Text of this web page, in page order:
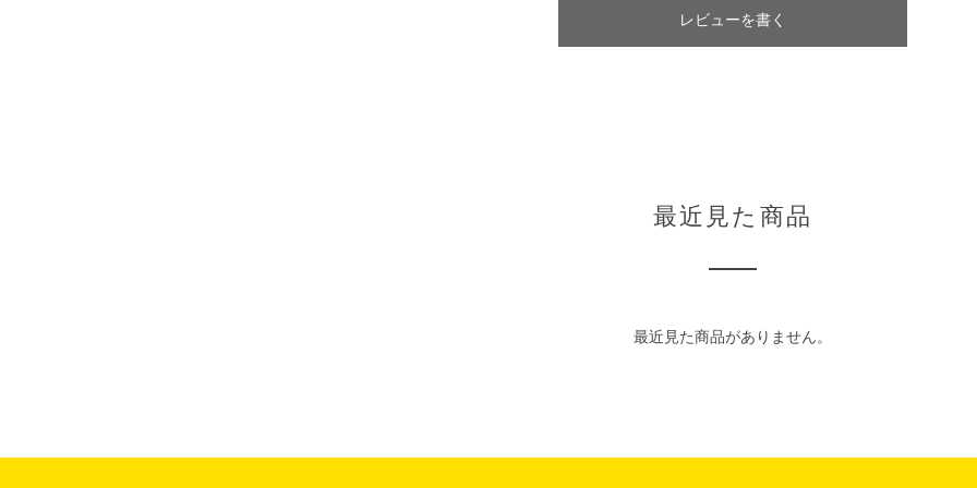
レビューを書く
最近見た商品
最近見た商品がありません。